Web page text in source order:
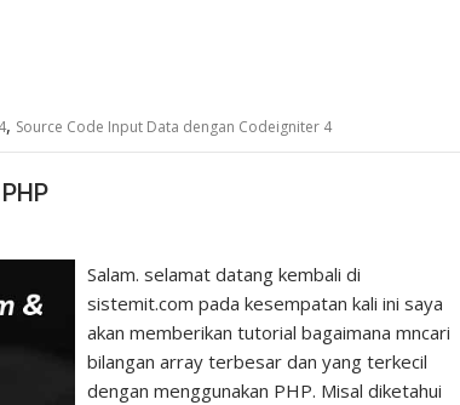
, Source Code Input Data dengan Codeigniter 4
Salam. selamat datang kembali di
sistemit.com pada kesempatan kali ini saya
akan memberikan tutorial bagaimana mncari
bilangan array terbesar dan yang terkecil
dengan menggunakan PHP. Misal diketahui